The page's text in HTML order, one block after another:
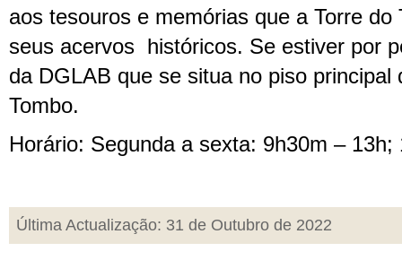
aos tesouros e memórias que a Torre do
seus acervos históricos. Se estiver por
da DGLAB que se situa no piso principal
Tombo.
Horário: Segunda a sexta: 9h30m – 13h;
Última Actualização: 31 de Outubro de 2022